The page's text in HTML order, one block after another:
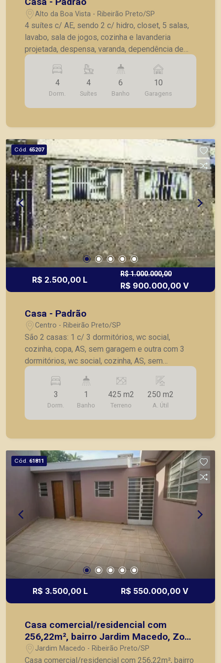
Alto da Boa Vista - Ribeirão Preto/SP
4 suítes c/ AE, sendo 2 c/ hidro, closet, 5 salas,
lavabo, sala de jogos, cozinha e lavanderia
projetada, despensa, varanda, dependência de
serviço, jardim, área de lazer com churrasqueira,
piscina, 10 vagas de garagem.
4
Dorm.
4
Suítes
6
Banho
10
Garagens
Cód. 65207
R$ 2.500,00 L
R$ 1.000.000,00
R$ 900.000,00 V
Casa - Padrão
Centro - Ribeirão Preto/SP
São 2 casas: 1 c/ 3 dormitórios, wc social,
cozinha, copa, AS, sem garagem e outra com 3
dormitórios, wc social, cozinha, AS, sem
garagem.
3
Dorm.
1
Banho
425 m2
Terreno
250 m2
A. Útil
Cód. 61811
R$ 3.500,00 L R$ 550.000,00 V
Casa comercial/residencial com
256,22m², bairro Jardim Macedo, Zona
Leste em Ribeirão Preto/SP.
Jardim Macedo - Ribeirão Preto/SP
Casa comercial/residencial com 256,22m², bairro